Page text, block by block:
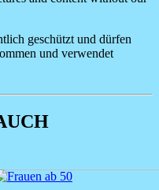
geschützt und dürfen
und verwendet